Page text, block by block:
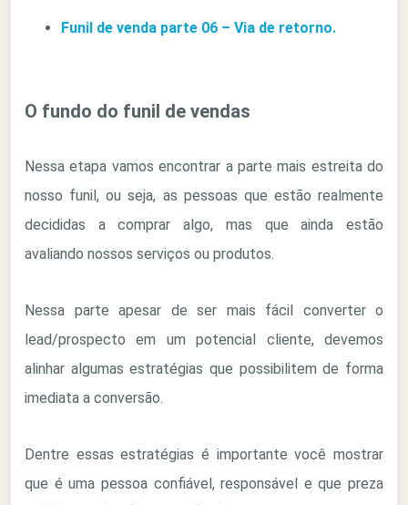
Funil de venda parte 06 – Via de retorno.
O fundo do funil de vendas
Nessa etapa vamos encontrar a parte mais estreita do
nosso funil, ou seja, as pessoas que estão realmente
decididas a comprar algo, mas que ainda estão
avaliando nossos serviços ou produtos.
Nessa parte apesar de ser mais fácil converter o
lead/prospecto em um potencial cliente, devemos
alinhar algumas estratégias que possibilitem de forma
imediata a conversão.
Dentre essas estratégias é importante você mostrar
que é uma pessoa confiável, responsável e que preza